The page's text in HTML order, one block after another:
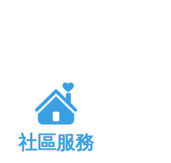
社區服務